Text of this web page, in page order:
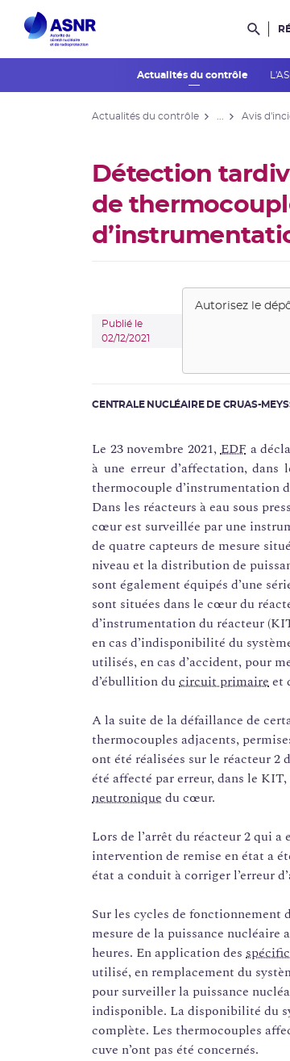
Actualités du contrôle
Actualités du contrôle Avis
Détection
de
Publié le
02/12/2021
Autorisez le
CENTRALE NUCLÉAIRE DE CRUAS-
Le 23 novembre 2021,EDF a
à une erreur d’affectation, dans
thermocouple d’instrumentation
Dans les réacteurs à eau sous
cœur est surveillée par une
de quatre capteurs de mesure
niveau et la distribution de
sont également équipés d’une
sont situées dans le cœur du
d’instrumentation du réacteur
en cas d’indisponibilité du
utilisés, en cas d’accident, pour
d’ébullition ducircuit primaireet
A la suite de la défaillance de
thermocouples adjacents,
ont été réalisées sur le réacteur 2
été affecté par erreur, dans le
neutronique du cœur.
Lors de l’arrêt du réacteur 2 qui
intervention de remise en état a
état a conduit à corriger l’erreur
Sur les cycles de fonctionnement
mesure de la puissance
heures. En application des
utilisé, en remplacement du
pour surveiller la puissance
indisponible. La disponibilité du
complète. Les thermocouples
cuve n’ont pas été concernés.